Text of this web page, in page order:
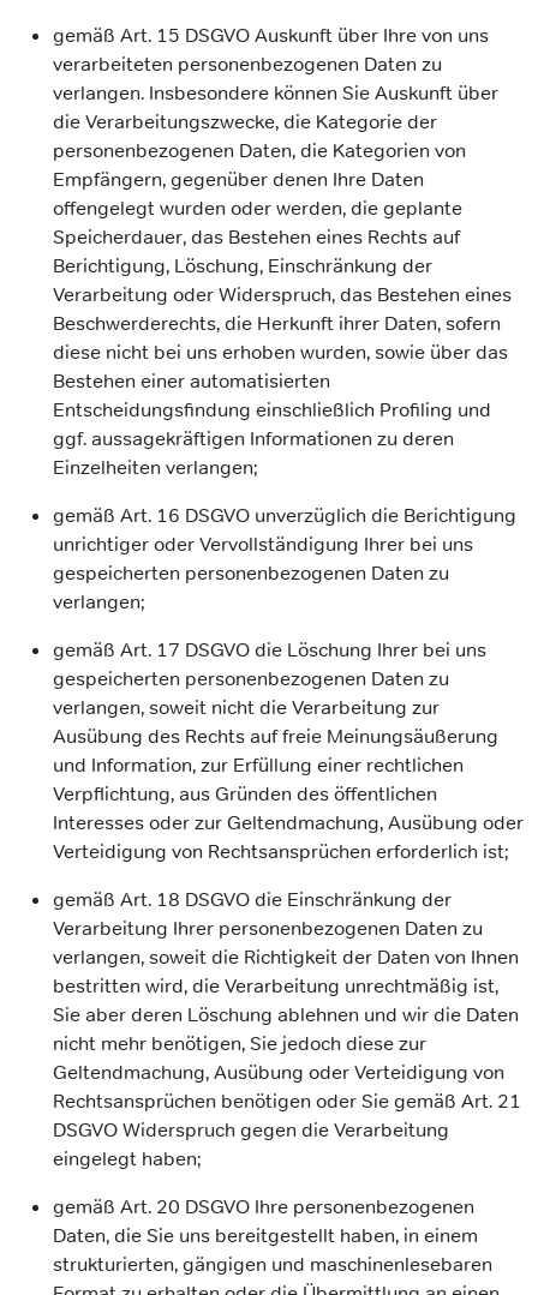
gemäß Art. 15 DSGVO Auskunft über Ihre von uns
verarbeiteten personenbezogenen Daten zu
verlangen. Insbesondere können Sie Auskunft über
die Verarbeitungszwecke, die Kategorie der
personenbezogenen Daten, die Kategorien von
Empfängern, gegenüber denen Ihre Daten
offengelegt wurden oder werden, die geplante
Speicherdauer, das Bestehen eines Rechts auf
Berichtigung, Löschung, Einschränkung der
Verarbeitung oder Widerspruch, das Bestehen eines
Beschwerderechts, die Herkunft ihrer Daten, sofern
diese nicht bei uns erhoben wurden, sowie über das
Bestehen einer automatisierten
Entscheidungsfindung einschließlich Profiling und
ggf. aussagekräftigen Informationen zu deren
Einzelheiten verlangen;
gemäß Art. 16 DSGVO unverzüglich die Berichtigung
unrichtiger oder Vervollständigung Ihrer bei uns
gespeicherten personenbezogenen Daten zu
verlangen;
gemäß Art. 17 DSGVO die Löschung Ihrer bei uns
gespeicherten personenbezogenen Daten zu
verlangen, soweit nicht die Verarbeitung zur
Ausübung des Rechts auf freie Meinungsäußerung
und Information, zur Erfüllung einer rechtlichen
Verpflichtung, aus Gründen des öffentlichen
Interesses oder zur Geltendmachung, Ausübung oder
Verteidigung von Rechtsansprüchen erforderlich ist;
gemäß Art. 18 DSGVO die Einschränkung der
Verarbeitung Ihrer personenbezogenen Daten zu
verlangen, soweit die Richtigkeit der Daten von Ihnen
bestritten wird, die Verarbeitung unrechtmäßig ist,
Sie aber deren Löschung ablehnen und wir die Daten
nicht mehr benötigen, Sie jedoch diese zur
Geltendmachung, Ausübung oder Verteidigung von
Rechtsansprüchen benötigen oder Sie gemäß Art. 21
DSGVO Widerspruch gegen die Verarbeitung
eingelegt haben;
gemäß Art. 20 DSGVO Ihre personenbezogenen
Daten, die Sie uns bereitgestellt haben, in einem
strukturierten, gängigen und maschinenlesebaren